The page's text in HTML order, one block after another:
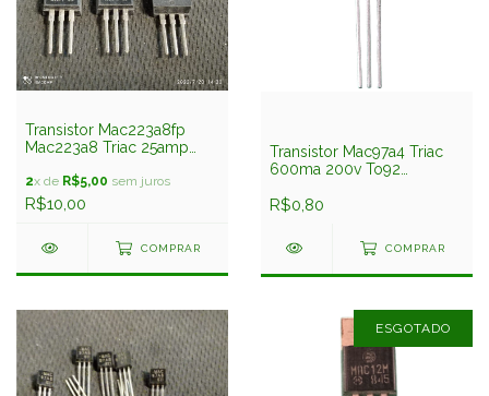
Transistor Mac223a8fp
Mac223a8 Triac 25amp
2x de R$5,00 sem juros
R$10,00
COMPRAR
Transistor Mac97a4 Triac
600ma 200v To92
R$0,80
COMPRAR
ESGOTADO